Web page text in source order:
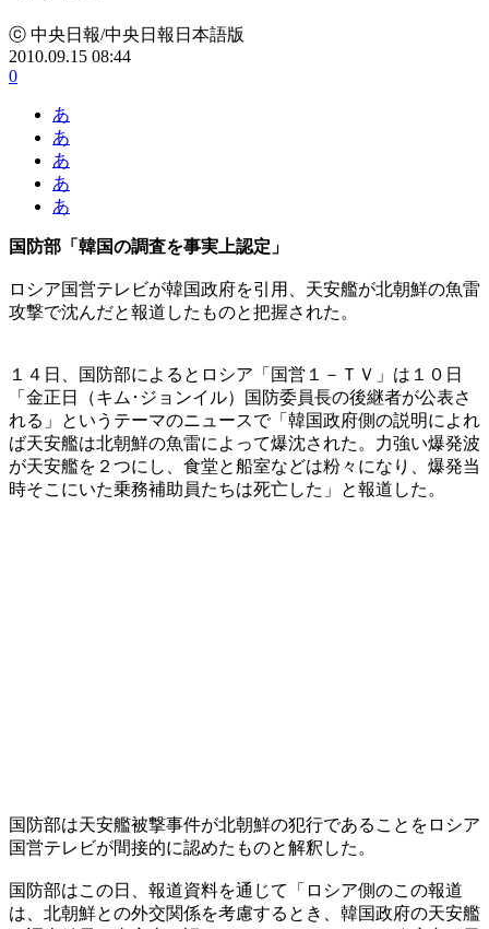
ⓒ 中央日報/中央日報日本語版
2010.09.15 08:44
0
あ
あ
あ
あ
あ
国防部「韓国の調査を事実上認定」
ロシア国営テレビが韓国政府を引用、天安艦が北朝鮮の魚雷
攻撃で沈んだと報道したものと把握された。
１４日、国防部によるとロシア「国営１－ＴＶ」は１０日
「金正日（キム･ジョンイル）国防委員長の後継者が公表さ
れる」というテーマのニュースで「韓国政府側の説明によれ
ば天安艦は北朝鮮の魚雷によって爆沈された。力強い爆発波
が天安艦を２つにし、食堂と船室などは粉々になり、爆発当
時そこにいた乗務補助員たちは死亡した」と報道した。
国防部は天安艦被撃事件が北朝鮮の犯行であることをロシア
国営テレビが間接的に認めたものと解釈した。
国防部はこの日、報道資料を通じて「ロシア側のこの報道
は、北朝鮮との外交関係を考慮するとき、韓国政府の天安艦